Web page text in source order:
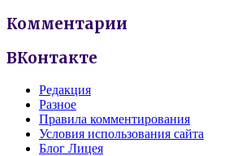
Комментарии
ВКонтакте
Редакция
Разное
Правила комментирования
Условия использования сайта
Блог Лицея